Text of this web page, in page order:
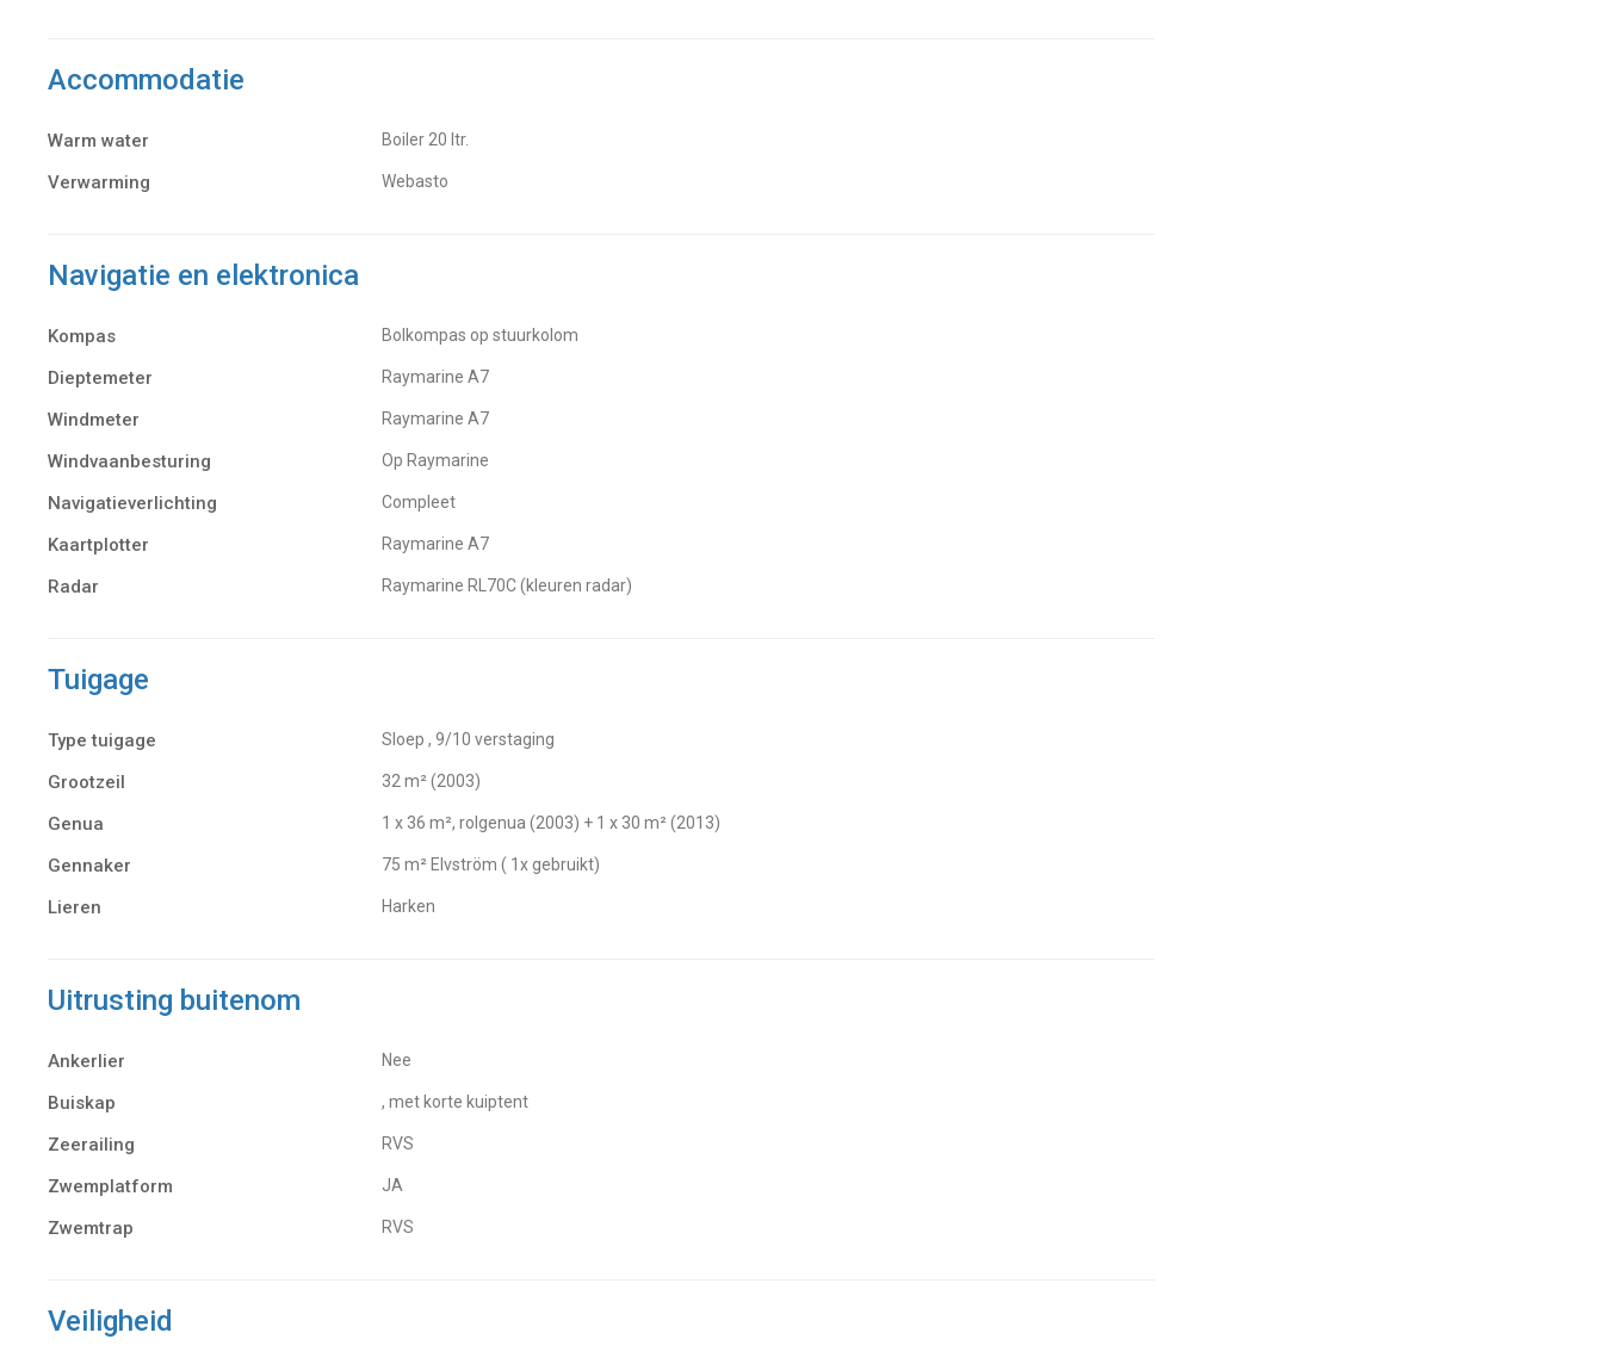
Accommodatie
Warm water Boiler 20 ltr.
Verwarming Webasto
Navigatie en elektronica
Kompas Bolkompas op stuurkolom
Dieptemeter Raymarine A7
Windmeter Raymarine A7
Windvaanbesturing Op Raymarine
Navigatieverlichting Compleet
Kaartplotter Raymarine A7
Radar Raymarine RL70C (kleuren radar)
Tuigage
Type tuigage Sloep , 9/10 verstaging
Grootzeil 32 m² (2003)
Genua 1 x 36 m², rolgenua (2003) + 1 x 30 m² (2013)
Gennaker 75 m² Elvström ( 1x gebruikt)
Lieren Harken
Uitrusting buitenom
Ankerlier Nee
Buiskap , met korte kuiptent
Zeerailing RVS
Zwemplatform JA
Zwemtrap RVS
Veiligheid